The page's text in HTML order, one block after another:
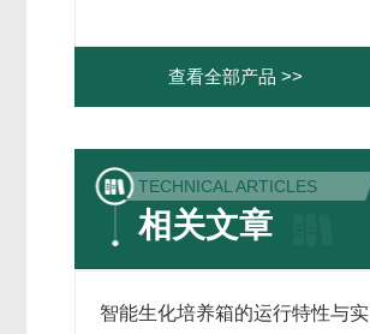
查看全部产品 >>
TECHNICAL ARTICLES
相关文章
智能生化培养箱的运行特性与实